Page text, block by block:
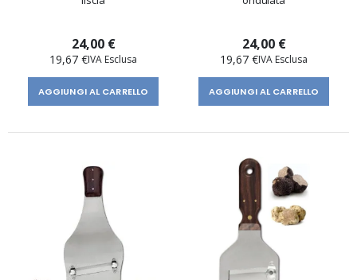
24,00 €
19,67 €
AGGIUNGI AL CARRELLO
24,00 €
19,67 €
AGGIUNGI AL CARRELLO